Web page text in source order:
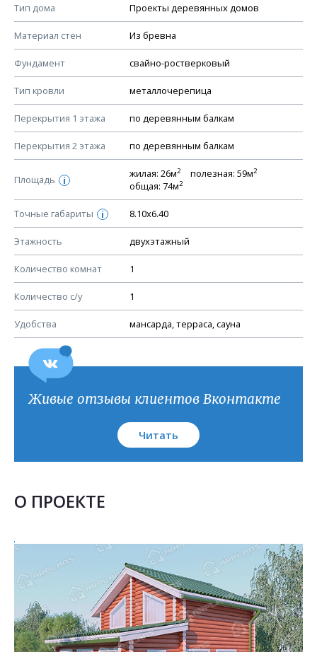
Тип дома Проекты деревянных домов
Материал стен Из бревна
Фундамент свайно-ростверковый
Тип кровли металлочерепица
Перекрытия 1 этажа по деревянным балкам
Перекрытия 2 этажа по деревянным балкам
Площадь i
жилая: 26м2 полезная: 59м2
общая: 74м2
Точные габариты i 8.10х6.40
Этажность двухэтажный
Количество комнат 1
Количество с/у 1
Удобства мансарда, терраса, сауна
Смотрите советы по выбору материала в нашем
КОНСТРУКТИВНЫЕ РЕШЕНИЯ (КР)
Ведомость рабочих чертежей основного комплекта КР
План фундамента
Устройство фундамента, спецификация материалов
Планы перекрытий этажей, спецификация элементов
Устройство перекрытий
Устройство стен
Спецификация материалов стен
Схема расположения лаг чердака (если есть)
Схема расположения элементов стропил
Спецификация элементов стропил
Устройство стропильной системы
Узлы устройства кровли
План кровли
Живые отзывы клиентов Вконтакте
Читать
О ПРОЕКТЕ